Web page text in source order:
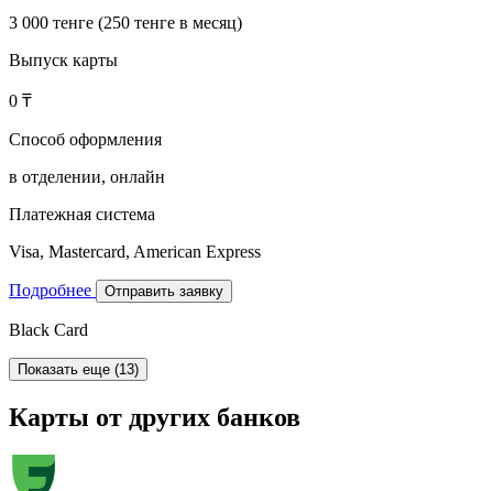
3 000 тенге (250 тенге в месяц)
Выпуск карты
0 ₸
Способ оформления
в отделении, онлайн
Платежная система
Visa, Mastercard, American Express
Подробнее Отправить заявку
Black Card
Показать еще (13)
Карты от других банков